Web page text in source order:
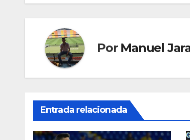
Por Manuel
Entrada relacionada